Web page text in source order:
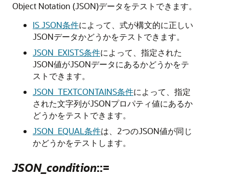
Object Notation (JSON)データをテストできます。
IS JSON条件によって、式が構文的に正しい
JSONデータかどうかをテストできます。
JSON_EXISTS条件によって、指定された
JSON値がJSONデータにあるかどうかをテ
ストできます。
JSON_TEXTCONTAINS条件によって、指定
された文字列がJSONプロパティ値にあるか
どうかをテストできます。
JSON_EQUAL条件は、2つのJSON値が同じ
かどうかをテストします。
JSON_condition::=